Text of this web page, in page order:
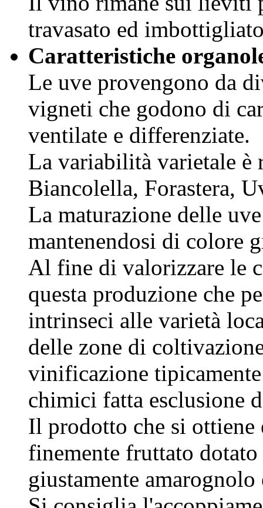
travasato ed
Caratteristiche
Le uve provengono da
vigneti che godono di
ventilate e differenziate.
La variabilità varietale è
Biancolella, Forastera,
La maturazione delle
mantenendosi di colore
Al fine di valorizzare le
questa produzione che
intrinseci alle varietà
delle zone di
vinificazione
chimici fatta esclusione
Il prodotto che si ottiene
finemente fruttato
giustamente amarognolo